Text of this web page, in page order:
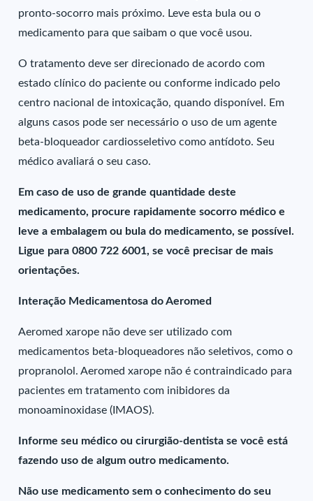
pronto-socorro mais próximo. Leve esta bula ou o
medicamento para que saibam o que você usou.
O tratamento deve ser direcionado de acordo com
estado clínico do paciente ou conforme indicado pelo
centro nacional de intoxicação, quando disponível. Em
alguns casos pode ser necessário o uso de um agente
beta-bloqueador cardiosseletivo como antídoto. Seu
médico avaliará o seu caso.
Em caso de uso de grande quantidade deste
medicamento, procure rapidamente socorro médico e
leve a embalagem ou bula do medicamento, se possível.
Ligue para 0800 722 6001, se você precisar de mais
orientações.
Interação Medicamentosa do Aeromed
Aeromed xarope não deve ser utilizado com
medicamentos beta-bloqueadores não seletivos, como o
propranolol. Aeromed xarope não é contraindicado para
pacientes em tratamento com inibidores da
monoaminoxidase (IMAOS).
Informe seu médico ou cirurgião-dentista se você está
fazendo uso de algum outro medicamento.
Não use medicamento sem o conhecimento do seu